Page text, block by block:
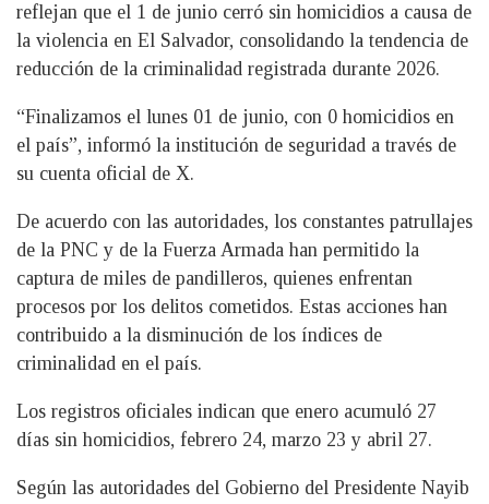
reflejan que el 1 de junio cerró sin homicidios a causa de
la violencia en El Salvador, consolidando la tendencia de
reducción de la criminalidad registrada durante 2026.
“Finalizamos el lunes 01 de junio, con 0 homicidios en
el país”, informó la institución de seguridad a través de
su cuenta oficial de X.
De acuerdo con las autoridades, los constantes patrullajes
de la PNC y de la Fuerza Armada han permitido la
captura de miles de pandilleros, quienes enfrentan
procesos por los delitos cometidos. Estas acciones han
contribuido a la disminución de los índices de
criminalidad en el país.
Los registros oficiales indican que enero acumuló 27
días sin homicidios, febrero 24, marzo 23 y abril 27.
Según las autoridades del Gobierno del Presidente Nayib